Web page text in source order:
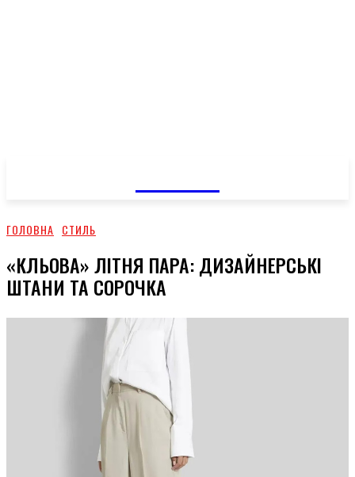
ГОЛОВНА СТИЛЬ
«КЛЬОВА» ЛІТНЯ ПАРА: ДИЗАЙНЕРСЬКІ
ШТАНИ ТА СОРОЧКА